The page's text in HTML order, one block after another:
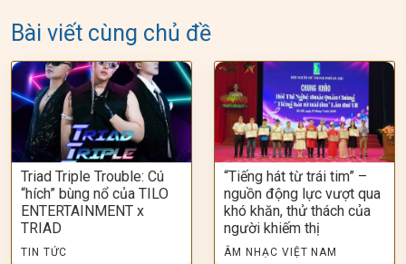
Bài viết cùng chủ đề
Triad Triple Trouble: Cú
“hích” bùng nổ của TILO
ENTERTAINMENT x
TRIAD
TIN TỨC
“Tiếng hát từ trái tim” –
nguồn động lực vượt qua
khó khăn, thử thách của
người khiếm thị
ÂM NHẠC VIỆT NAM